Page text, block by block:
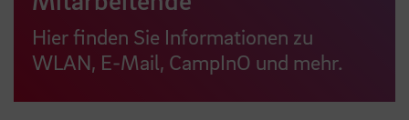
Hier finden Sie Informationen zu
WLAN, E-Mail, CampInO und mehr.